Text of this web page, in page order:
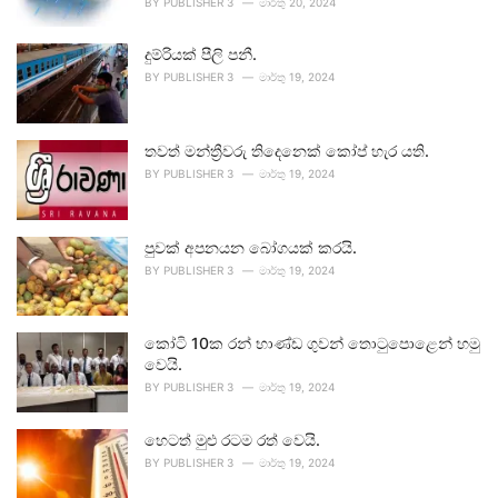
දුම්රියක් පීලි පනී.
BY PUBLISHER 3 මාර්තු 19, 2024
තවත් මන්ත්‍රීවරු තිදෙනෙක් කෝප් හැර යති.
BY PUBLISHER 3 මාර්තු 19, 2024
පුවක් අපනයන බෝගයක් කරයි.
BY PUBLISHER 3 මාර්තු 19, 2024
කෝටි 10ක රන් භාණ්ඩ ගුවන් තොටුපොළෙන් හමු
වෙයි.
BY PUBLISHER 3 මාර්තු 19, 2024
හෙටත් මුළු රටම රත් වෙයි.
BY PUBLISHER 3 මාර්තු 19, 2024